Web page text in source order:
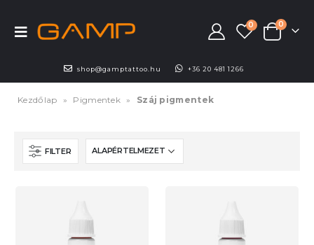
0 0
shop@gamptattoo.hu +36 20 481 1266
Kezdőlap » Pigmentek » Száj pigmentek
FILTER